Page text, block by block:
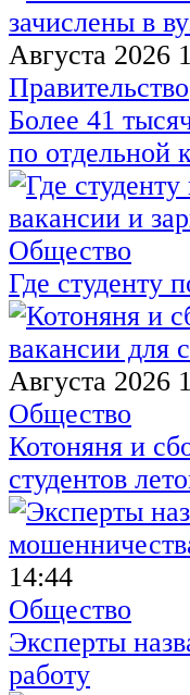
Августа 2026
Правительство
Более 41
по отдельной
Общество
Где студенту
Августа 2026
Общество
Котоняня и
студентов
14:44
Общество
Эксперты
работу